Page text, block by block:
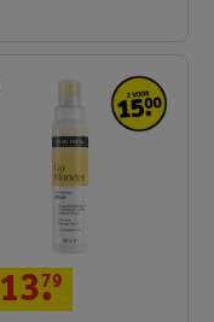
13.
79